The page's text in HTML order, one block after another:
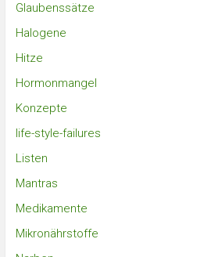
Glaubenssätze
Halogene
Hitze
Hormonmangel
Konzepte
life-style-failures
Listen
Mantras
Medikamente
Mikronährstoffe